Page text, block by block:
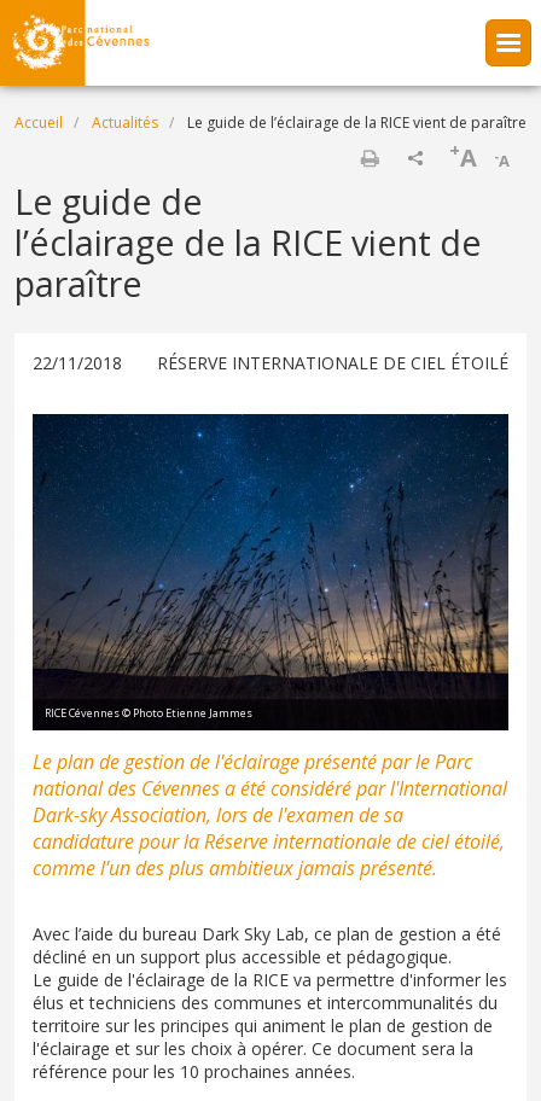
Aller au contenu principal
Fil d'Ariane
Accueil Actualités Le guide de l’éclairage de la RICE vient de paraître
-A
+A
Le guide de
l’éclairage de la RICE vient de
paraître
22/11/2018 RÉSERVE INTERNATIONALE DE CIEL ÉTOILÉ
RICE Cévennes © Photo Etienne Jammes
Le plan de gestion de l'éclairage présenté par le Parc
national des Cévennes a été considéré par l'International
Dark-sky Association, lors de l'examen de sa
candidature pour la Réserve internationale de ciel étoilé,
comme l'un des plus ambitieux jamais présenté.
Avec l’aide du bureau Dark Sky Lab, ce plan de gestion a été
décliné en un support plus accessible et pédagogique.
Le guide de l'éclairage de la RICE va permettre d'informer les
élus et techniciens des communes et intercommunalités du
territoire sur les principes qui animent le plan de gestion de
l'éclairage et sur les choix à opérer. Ce document sera la
référence pour les 10 prochaines années.